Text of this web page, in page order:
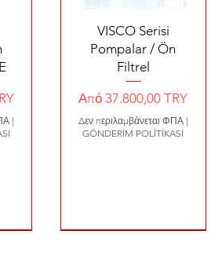
|
Γρήγορη προβολή
VISCO Serisi
Pompalar / Ön
Filtrel
Από 37.800,00 TRY
Τιμή Έκπτωσης
Δεν περιλαμβάνεται ΦΠΑ|
GÖNDERİM POLİTİKASI